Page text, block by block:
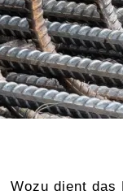
Wozu dient das